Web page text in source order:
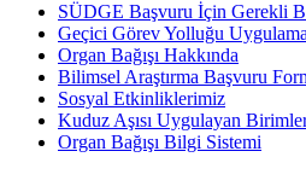
SÜDGE Başvuru İçin Gerekli
Geçici Görev Yolluğu
Organ Bağışı Hakkında
Bilimsel Araştırma Başvuru
Sosyal Etkinliklerimiz
Kuduz Aşısı Uygulayan
Organ Bağışı Bilgi Sistemi